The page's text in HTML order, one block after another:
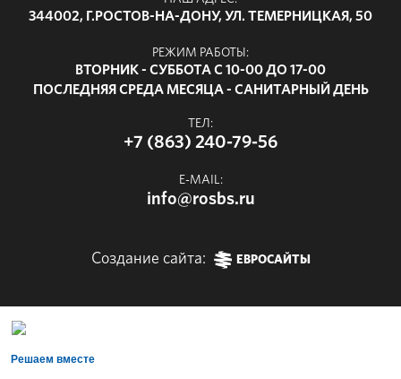
344002, Г.РОСТОВ-НА-ДОНУ, УЛ. ТЕМЕРНИЦКАЯ, 50
РЕЖИМ РАБОТЫ:
ВТОРНИК - СУББОТА С 10-00 ДО 17-00
ПОСЛЕДНЯЯ СРЕДА МЕСЯЦА - САНИТАРНЫЙ ДЕНЬ
ТЕЛ:
+7 (863) 240-79-56
E-MAIL:
info@rosbs.ru
Создание сайта: ЕВРОСАЙТЫ
Решаем вместе